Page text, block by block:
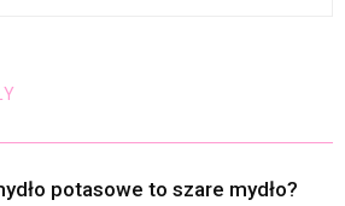
potasowe to szare mydło?